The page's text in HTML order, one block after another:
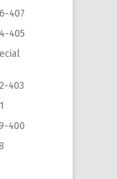
407
405
403
400